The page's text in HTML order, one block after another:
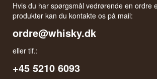
Hvis du har spørgsmål vedrørende en ordre
produkter kan du kontakte os på mail:
ordre@whisky.dk
eller tlf.:
+45 5210 6093